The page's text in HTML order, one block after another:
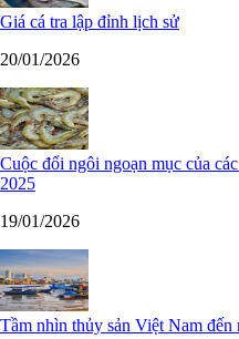
Giá cá tra lập đỉnh lịch sử
20/01/2026
Cuộc đổi ngôi ngoạn mục của
2025
19/01/2026
Tầm nhìn thủy sản Việt Nam đến